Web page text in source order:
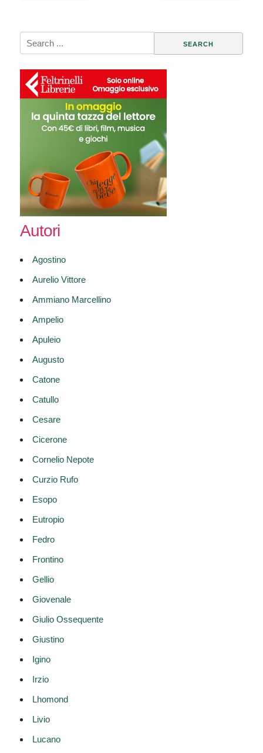
Search
for:
Autori
Agostino
Aurelio Vittore
Ammiano Marcellino
Ampelio
Apuleio
Augusto
Catone
Catullo
Cesare
Cicerone
Cornelio Nepote
Curzio Rufo
Esopo
Eutropio
Fedro
Frontino
Gellio
Giovenale
Giulio Ossequente
Giustino
Igino
Irzio
Lhomond
Livio
Lucano